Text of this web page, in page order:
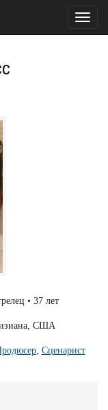
• 37 лет
США
, Сценарист